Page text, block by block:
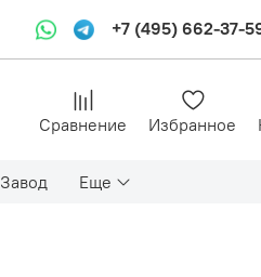
+7 (495) 662-37-
Сравнение Избранное
Еще